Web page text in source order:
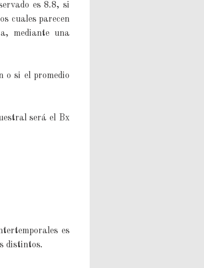
es 8.8, si
cuales parecen
mediante una
o si el promedio
será el Bx
es
distintos.